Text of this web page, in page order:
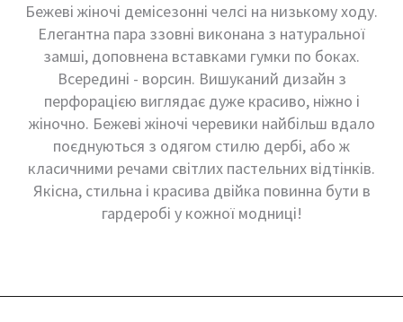
Бежеві жіночі демісезонні челсі на низькому ходу.
Елегантна пара ззовні виконана з натуральної
замші, доповнена вставками гумки по боках.
Всередині - ворсин. Вишуканий дизайн з
перфорацією виглядає дуже красиво, ніжно і
жіночно. Бежеві жіночі черевики найбільш вдало
поєднуються з одягом стилю дербі, або ж
класичними речами світлих пастельних відтінків.
Якісна, стильна і красива двійка повинна бути в
гардеробі у кожної модниці!